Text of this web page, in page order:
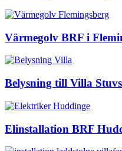
Värmegolv BRF i
Belysning till Villa
Elinstallation BRF